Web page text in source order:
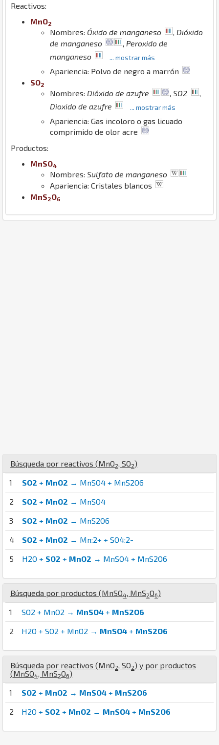
Reactivos:
MnO2
Nombres: Óxido de manganeso
Dióxido
de manganeso
Peroxido de
manganeso
... mostrar más
Apariencia: Polvo de negro a marrón
SO2
Nombres: Dióxido de azufre , SO2
,
Dioxido de azufre
... mostrar más
Apariencia: Gas incoloro o gas licuado
comprimido de olor acre
Productos:
MnSO4
Nombres: Sulfato de manganeso
Apariencia: Cristales blancos
MnS2O6
Búsqueda por reactivos (MnO2, SO2)
1 SO2 + MnO2 → MnSO4 + MnS2O6
2 SO2 + MnO2 → MnSO4
3 SO2 + MnO2 → MnS2O6
4 SO2 + MnO2 → Mn:2+ + SO4:2-
5 H2O + SO2 + MnO2 → MnSO4 + MnS2O6
Búsqueda por productos (MnSO4, MnS2O6)
1 SO2 + MnO2 → MnSO4 + MnS2O6
2 H2O + SO2 + MnO2 → MnSO4 + MnS2O6
Búsqueda por reactivos (MnO2, SO2) y por productos
(MnSO4, MnS2O6)
1 SO2 + MnO2 → MnSO4 + MnS2O6
2 H2O + SO2 + MnO2 → MnSO4 + MnS2O6